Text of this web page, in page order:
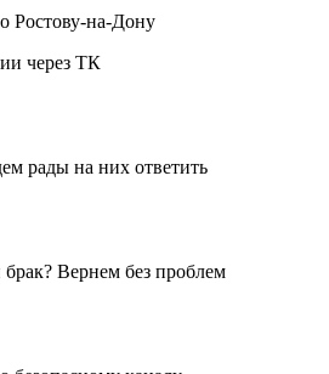
Ростову-на-Дону
через ТК
рады на них ответить
Вернем без проблем